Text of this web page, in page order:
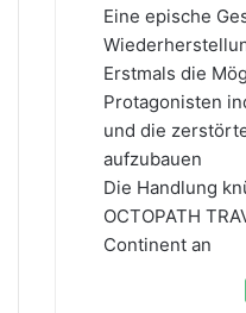
Eine epische
Erstmals die
Protagonisten
und die
aufzubauen
Die Handlung
OCTOPATH
Continent an